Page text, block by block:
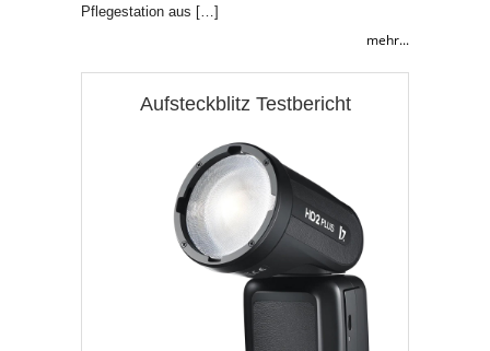
Pflegestation aus […]
mehr...
Aufsteckblitz Testbericht